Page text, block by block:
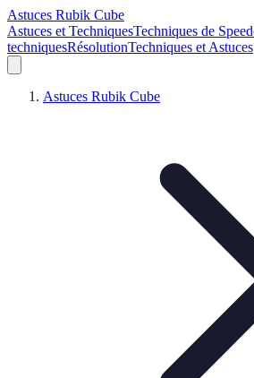
Astuces Rubik Cube
Astuces et TechniquesTechniques de
techniquesRésolutionTechniques et Astuces
Astuces Rubik Cube